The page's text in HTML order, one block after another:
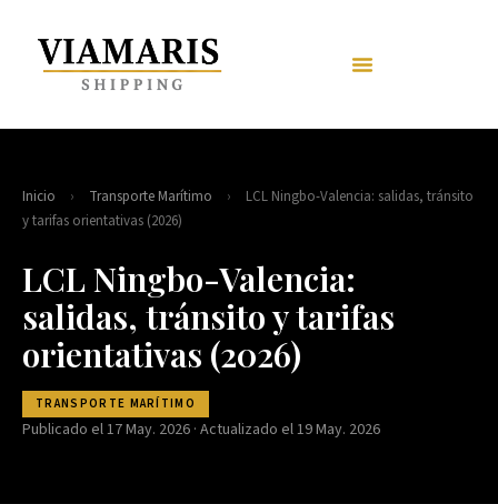
Inicio › Transporte Marítimo ›
LCL Ningbo-Valencia: salidas, tránsito
y tarifas orientativas (2026)
LCL Ningbo-Valencia:
salidas, tránsito y tarifas
orientativas (2026)
TRANSPORTE MARÍTIMO
Publicado el 17 May. 2026 · Actualizado el 19 May. 2026